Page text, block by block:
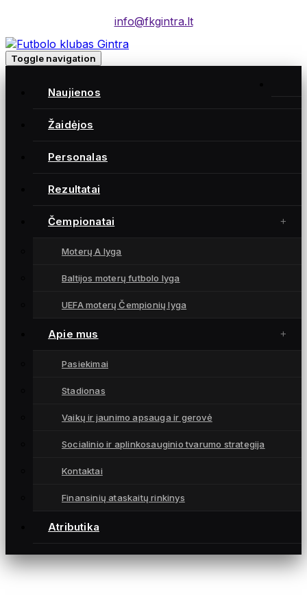
info@fkgintra.lt
Toggle navigation
Naujienos
Žaidėjos
Personalas
Rezultatai
Čempionatai
Moterų A lyga
Baltijos moterų futbolo lyga
UEFA moterų Čempionių lyga
Apie mus
Pasiekimai
Stadionas
Vaikų ir jaunimo apsauga ir gerovė
Socialinio ir aplinkosauginio tvarumo strategija
Kontaktai
Finansinių ataskaitų rinkinys
Atributika
Moterų futbolo klubas „Gintra“ – daugkartinės
Lietuvai UEFA moterų Čempionių lygoje.
NUORODOS
+370 687 33129
Šiauliai, Lietuva